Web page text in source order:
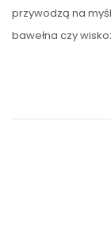
przywodzą na
bawełna czy